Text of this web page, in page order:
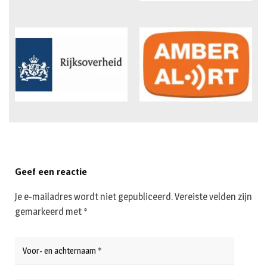
Geef een reactie
Je e-mailadres wordt niet gepubliceerd.Vereiste velden zijn
gemarkeerd met *